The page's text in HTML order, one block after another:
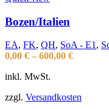
Bozen/Italien
EA, FK, QH, SoA - E1,
0,00 € – 600,00 €
inkl. MwSt.
zzgl. Versandkosten